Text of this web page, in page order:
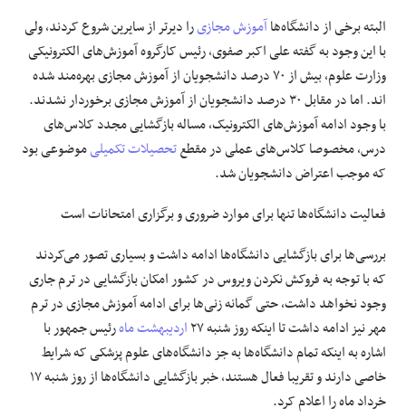
البته برخی از دانشگاه‌هاآموزش مجازیرا دیرتر از سایرین شروع کردند، ولی
با این وجود به گفته علی اکبر صفوی، رئیس کارگروه آموزش‌های الکترونیکی
وزارت علوم، بیش از ۷۰ درصد دانشجویان از آموزش مجازی بهره‌مند شده
اند. اما در مقابل ۳۰ درصد دانشجویان از آموزش مجازی برخوردار نشدند.
با وجود ادامه آموزش‌های الکترونیک، مساله بازگشایی مجدد کلاس‌های
درس، مخصوصا کلاس‌های عملی در مقطعتحصیلات تکمیلیموضوعی بود
که موجب اعتراض دانشجویان شد.
فعالیت دانشگاه‌ها تنها برای موارد ضروری و برگزاری امتحانات است
بررسی‌ها برای بازگشایی دانشگاه‌ها ادامه داشت و بسیاری تصور می‌کردند
که با توجه به فروکش نکردن ویروس در کشور امکان بازگشایی در ترم جاری
وجود نخواهد داشت، حتی گمانه زنی‌ها برای ادامه آموزش مجازی در ترم
مهر نیز ادامه داشت تا اینکه روز شنبه ۲۷
اردیبهشت ماهرئیس جمهور با
اشاره به اینکه تمام دانشگاه‌ها به جز دانشگاه‌های علوم پزشکی که شرایط
خاصی دارند و تقریبا فعال هستند، خبر بازگشایی دانشگاه‌ها از روز شنبه ۱۷
خرداد ماه را اعلام کرد.